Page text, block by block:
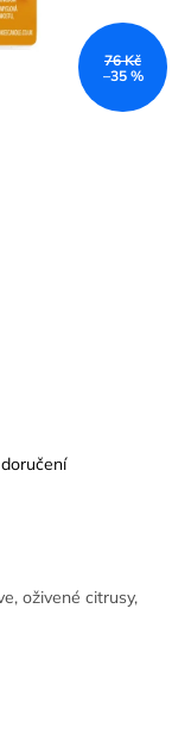
76 Kč
–35 %
oživené citrusy,